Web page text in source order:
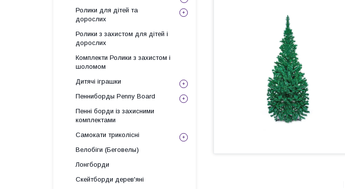
Ролики для дітей та
дорослих
Ролики з захистом для дітей і
дорослих
Комплекти Ролики з захистом і
шоломом
Дитячі іграшки
Пенниборды Penny Board
Пенні борди із захисними
комплектами
Самокати триколісні
Велобіги (Беговелы)
Лонгборди
Скейтборди дерев'яні